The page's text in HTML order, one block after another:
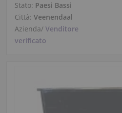
Stato: Paesi Bassi
Città: Veenendaal
Azienda/ Venditore
verificato